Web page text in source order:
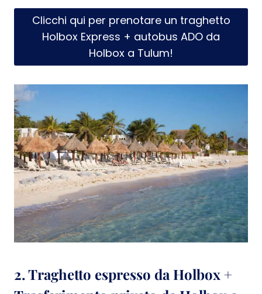
Clicchi qui per prenotare un traghetto
Holbox Express + autobus ADO da
Holbox a Tulum!
2. Traghetto espresso da Holbox +